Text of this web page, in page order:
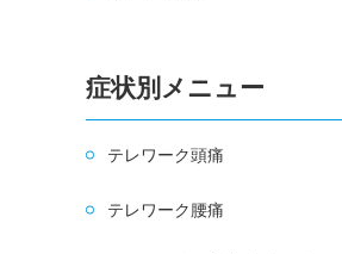
症状別メニュー
テレワーク頭痛
テレワーク腰痛